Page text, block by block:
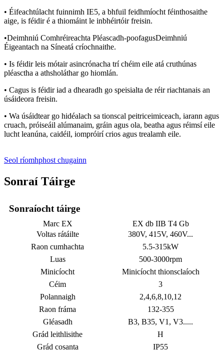
• Éifeachtúlacht fuinnimh IE5, a bhfuil feidhmíocht féinthosaithe
aige, is féidir é a thiomáint le inbhéirtóir freisin.
•Deimhniú Comhréireachta Pléascadh-poofagusDeimhniú
Éigeantach na Síneatá críochnaithe.
• Is féidir leis mótair asincrónacha trí chéim eile atá cruthúnas
pléasctha a athsholáthar go hiomlán.
• Cagus is féidir iad a dhearadh go speisialta de réir riachtanais an
úsáideora freisin.
• Wa úsáidtear go hidéalach sa tionscal peitriceimiceach, iarann ​​agus
cruach, próiseáil alúmanaim, gráin agus ola, beatha agus réimsí eile
lucht leanúna, caidéil, iompróirí crios agus trealamh eile.
Seol ríomhphost chugainn
Sonraí Táirge
Sonraíocht táirge
Marc EX
EX db IIB T4 Gb
Voltas rátáilte
380V, 415V, 460V...
Raon cumhachta
5.5-315kW
Luas
500-3000rpm
Minicíocht
Minicíocht thionsclaíoch
Céim
3
Polannaigh
2,4,6,8,10,12
Raon fráma
132-355
Gléasadh
B3, B35, V1, V3.....
Grád leithlisithe
H
Grád cosanta
IP55